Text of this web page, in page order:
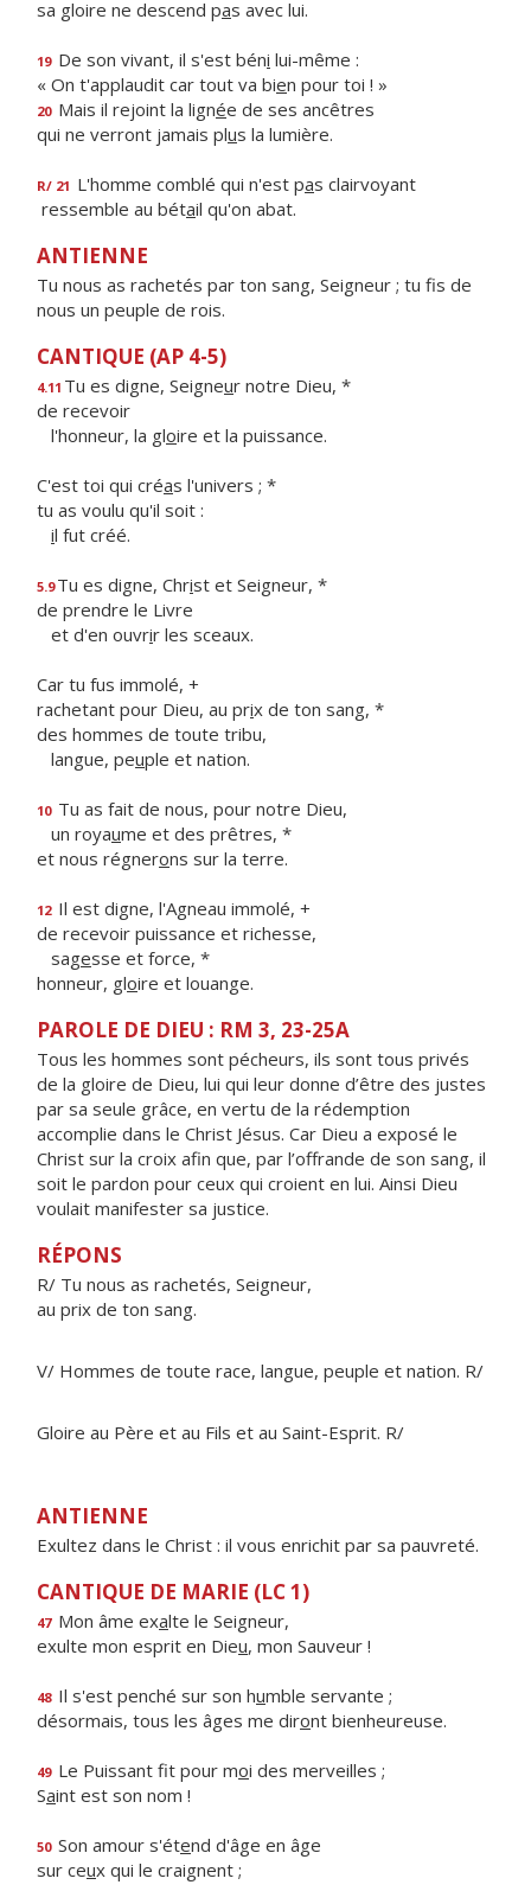
sa gloire ne descend pas avec lui.
19 De son vivant, il s'est béni lui-même :
« On t'applaudit car tout va bien pour toi ! »
20 Mais il rejoint la lignée de ses ancêtres
qui ne verront jamais plus la lumière.
R/ 21 L'homme comblé qui n'est pas clairvoyant
ressemble au bétail qu'on abat.
ANTIENNE
Tu nous as rachetés par ton sang, Seigneur ; tu fis de
nous un peuple de rois.
CANTIQUE (AP 4-5)
4.11 Tu es digne, Seigneur notre Dieu, *
de recevoir
l'honneur, la gloire et la puissance.
C'est toi qui créas l'univers ; *
tu as voulu qu'il soit :
il fut créé.
5.9 Tu es digne, Christ et Seigneur, *
de prendre le Livre
et d'en ouvrir les sceaux.
Car tu fus immolé, +
rachetant pour Dieu, au prix de ton sang, *
des hommes de toute tribu,
langue, peuple et nation.
10 Tu as fait de nous, pour notre Dieu,
un royaume et des prêtres, *
et nous régnerons sur la terre.
12 Il est digne, l'Agneau immolé, +
de recevoir puissance et richesse,
sagesse et force, *
honneur, gloire et louange.
PAROLE DE DIEU : RM 3, 23-25A
Tous les hommes sont pécheurs, ils sont tous privés
de la gloire de Dieu, lui qui leur donne d’être des justes
par sa seule grâce, en vertu de la rédemption
accomplie dans le Christ Jésus. Car Dieu a exposé le
Christ sur la croix afin que, par l’offrande de son sang, il
soit le pardon pour ceux qui croient en lui. Ainsi Dieu
voulait manifester sa justice.
RÉPONS
R/ Tu nous as rachetés, Seigneur,
au prix de ton sang.
V/ Hommes de toute race, langue, peuple et nation. R/
Gloire au Père et au Fils et au Saint-Esprit. R/
ANTIENNE
Exultez dans le Christ : il vous enrichit par sa pauvreté.
CANTIQUE DE MARIE (LC 1)
47 Mon âme exalte le Seigneur,
exulte mon esprit en Dieu, mon Sauveur !
48 Il s'est penché sur son humble servante ;
désormais, tous les âges me diront bienheureuse.
49 Le Puissant fit pour moi des merveilles ;
Saint est son nom !
50 Son amour s'étend d'âge en âge
sur ceux qui le craignent ;